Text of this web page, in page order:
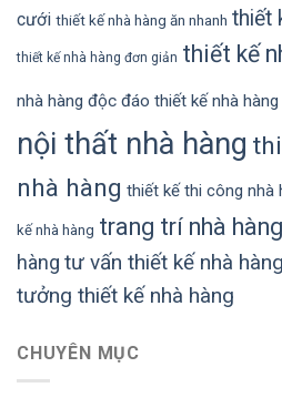
cưới thiết kế nhà hàng ăn nhanh thiết
thiết kế nhà hàng đơn giản thiết kế
nhà hàng độc đáo thiết kế nhà
nội thất nhà hàng
nhà hàng thiết kế thi công nhà
kế nhà hàng trang trí nhà hàng
hàng tư vấn thiết kế nhà hàng
tưởng thiết kế nhà hàng
CHUYÊN MỤC